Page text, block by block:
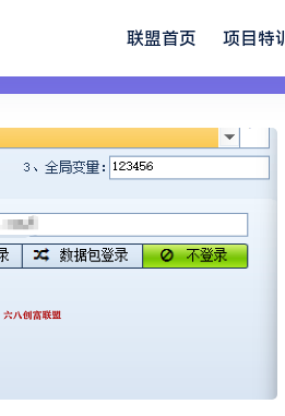
联盟首页 项目特训